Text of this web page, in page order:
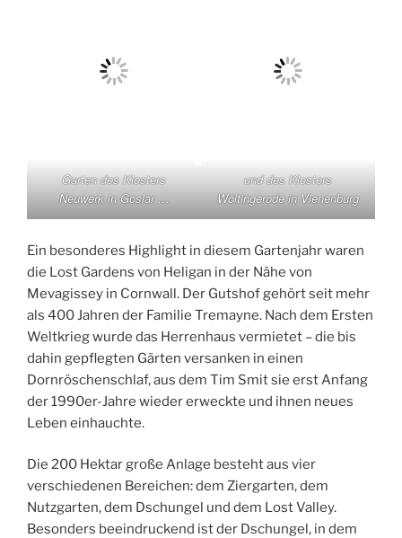
Garten des Klosters
Neuwerk in Goslar …
und des Klosters
Wöltingerode in Vienenburg
Ein besonderes Highlight in diesem Gartenjahr waren
die Lost Gardens von Heligan in der Nähe von
Mevagissey in Cornwall. Der Gutshof gehört seit mehr
als 400 Jahren der Familie Tremayne. Nach dem Ersten
Weltkrieg wurde das Herrenhaus vermietet – die bis
dahin gepflegten Gärten versanken in einen
Dornröschenschlaf, aus dem Tim Smit sie erst Anfang
der 1990er-Jahre wieder erweckte und ihnen neues
Leben einhauchte.
Die 200 Hektar große Anlage besteht aus vier
verschiedenen Bereichen: dem Ziergarten, dem
Nutzgarten, dem Dschungel und dem Lost Valley.
Besonders beeindruckend ist der Dschungel, in dem